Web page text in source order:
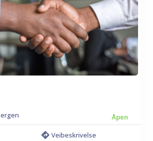
Åpen
Veibeskrivelse